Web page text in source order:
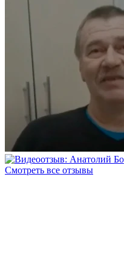
Смотреть все отзывы